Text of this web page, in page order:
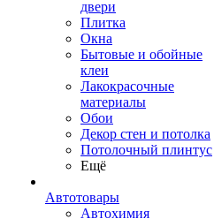
двери
Плитка
Окна
Бытовые и обойные
клеи
Лакокрасочные
материалы
Обои
Декор стен и потолка
Потолочный плинтус
Ещё
Автотовары
Автохимия